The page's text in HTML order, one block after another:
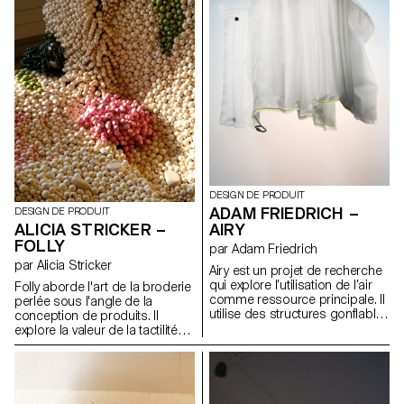
établir un lien précis entre le
geste physique et les
possibilités numériques. Inspiré
des circuits de billes pour
enfants, SoundTrack associe
des outils musicaux complexes
à des blocs modulaires
simples, permettant aux
joueurs de composer et
DESIGN DE PRODUIT
ALICIA STRICKER –
FOLLY
par Alicia Stricker
Folly aborde l'art de la broderie
perlée sous l'angle de la
conception de produits. Il
explore la valeur de la tactilité
avant les aspects visuels pour
DESIGN DE PRODUIT
ADAM FRIEDRICH –
AIRY
par Adam Friedrich
Airy est un projet de recherche
qui explore l’utilisation de l’air
comme ressource principale. Il
utilise des structures gonflables
valeur lors des déplacements.
Le design fait appel à des
matériaux contemporains et